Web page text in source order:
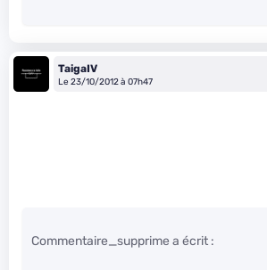
TaigaIV
Le 23/10/2012 à 07h47
Commentaire_supprime a écrit :